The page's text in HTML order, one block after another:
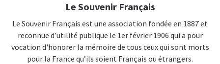
Le Souvenir Français
Le Souvenir Français est une association fondée en 1887 et
reconnue d’utilité publique le 1er février 1906 qui a pour
vocation d'honorer la mémoire de tous ceux qui sont morts
pour la France qu’ils soient Français ou étrangers.